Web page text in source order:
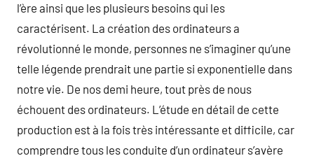
l’ère ainsi que les plusieurs besoins qui les
caractérisent. La création des ordinateurs a
révolutionné le monde, personnes ne s’imaginer qu’une
telle légende prendrait une partie si exponentielle dans
notre vie. De nos demi heure, tout près de nous
échouent des ordinateurs. L’étude en détail de cette
production est à la fois très intéressante et difficile, car
comprendre tous les conduite d’un ordinateur s’avère